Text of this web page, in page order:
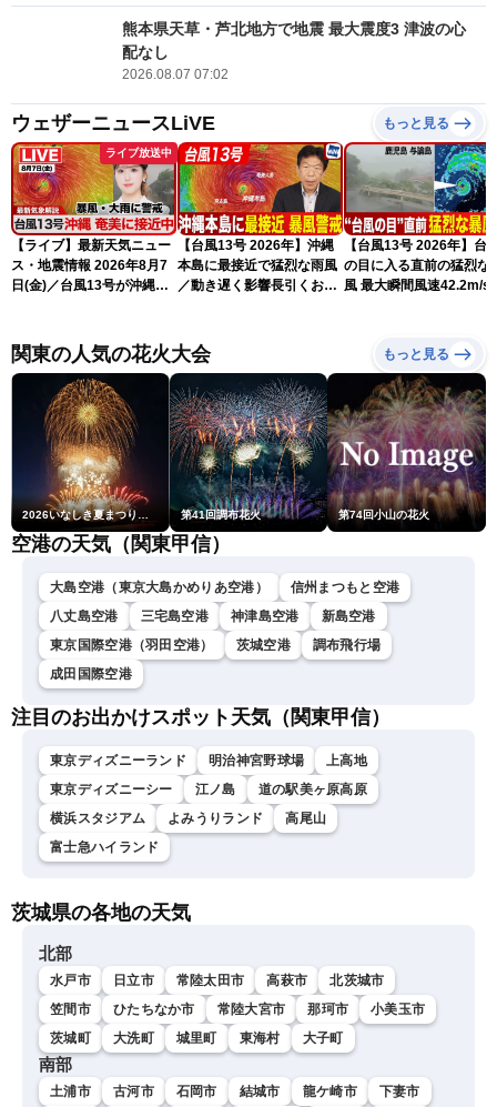
熊本県天草・芦北地方で地震 最大震度3 津波の心
配なし
2026.08.07 07:02
ウェザーニュースLiVE もっと見る
ライブ放送中
【ライブ】最新天気ニュー
ス・地震情報 2026年8月7
日(金)／台風13号が沖縄・
ュースLiVEアフタヌーン・
小林李衣奈／内藤邦裕〉
【台風13号 2026年】沖縄
本島に最接近で猛烈な雨風
／動き遅く影響長引くおそ
【台風13号 2026年】台
の目に入る直前の猛烈な
風 最大瞬間風速42.2m/s
関東の人気の花火大会 もっと見る
第41回調布花火 第74回小山の花火
空港の天気（関東甲信）
大島空港（東京大島かめりあ空港）
信州まつもと空港
八丈島空港
三宅島空港 神津島空港
新島空港
東京国際空港（羽田空港）
茨城空港
調布飛行場
成田国際空港
注目のお出かけスポット天気（関東甲信）
東京ディズニーランド 明治神宮野球場
上高地
東京ディズニーシー
江ノ島
道の駅美ヶ原高原
横浜スタジアム
よみうりランド
高尾山
富士急ハイランド
茨城県の各地の天気
北部
水戸市 日立市 常陸太田市 高萩市
北茨城市
笠間市
ひたちなか市 常陸大宮市 那珂市
小美玉市
茨城町
大洗町 城里町 東海村 大子町
南部
土浦市 古河市 石岡市 結城市 龍ケ崎市 下妻市